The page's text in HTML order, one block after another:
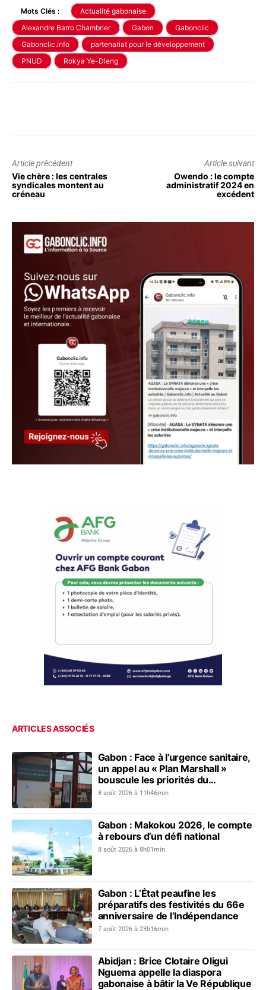
Mots Clés :
Actualité gabonaise
Alexandre Barro Chambrier
Gabon
Gabonclic
Gabonclic.info
partenariat pour le développement
PNUD
Rokya Ye-Dieng
Article précédent
Vie chère : les centrales
syndicales montent au
créneau
Article suivant
Owendo : le compte
administratif 2024 en
excédent
ARTICLES ASSOCIÉS
Gabon : Face à l’urgence sanitaire,
un appel au « Plan Marshall »
bouscule les priorités du
gouvernement
8 août 2026 à 11h46min
Gabon : Makokou 2026, le compte
à rebours d’un défi national
8 août 2026 à 8h01min
Gabon : L’État peaufine les
préparatifs des festivités du 66e
anniversaire de l’Indépendance
7 août 2026 à 23h16min
Abidjan : Brice Clotaire Oligui
Nguema appelle la diaspora
gabonaise à bâtir la Ve République